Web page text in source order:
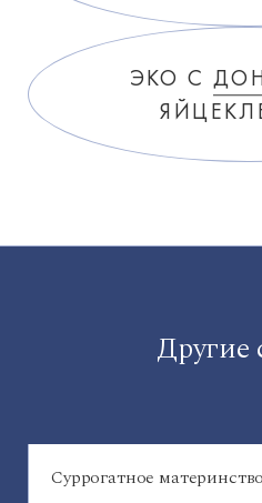
ЭКО С
Другие
Суррогатное